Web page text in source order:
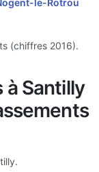
le-Rotrou
(chiffres 2016).
à Santilly